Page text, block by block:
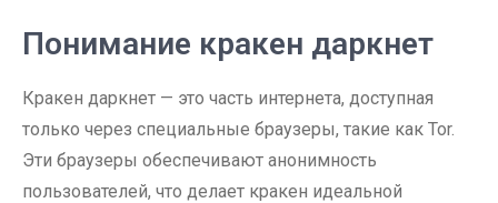
Понимание кракен даркнет
Кракен даркнет — это часть интернета, доступная
только через специальные браузеры, такие как Tor.
Эти браузеры обеспечивают анонимность
пользователей, что делает кракен идеальной